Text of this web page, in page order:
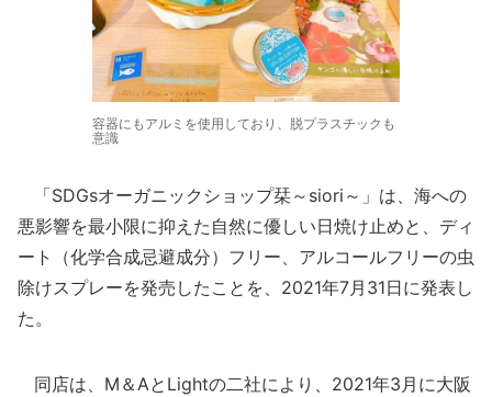
容器にもアルミを使用しており、脱プラスチックも
意識
「SDGsオーガニックショップ栞～siori～」は、海への
悪影響を最小限に抑えた自然に優しい日焼け止めと、ディ
ート（化学合成忌避成分）フリー、アルコールフリーの虫
除けスプレーを発売したことを、2021年7月31日に発表し
た。
同店は、M＆AとLightの二社により、2021年3月に大阪